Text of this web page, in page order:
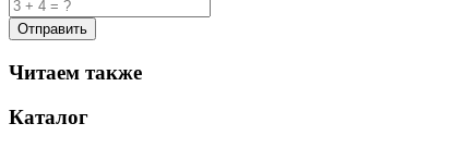
Читаем также
Каталог